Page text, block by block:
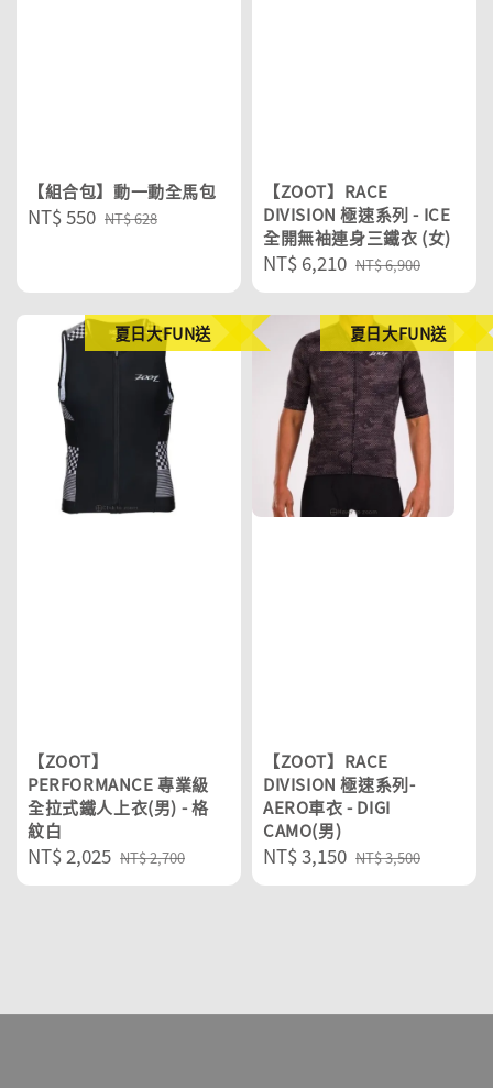
【組合包】動一動全馬包
Sale
NT$ 550 Regular
NT$ 628
【ZOOT】RACE
DIVISION 極速系列 - ICE
全開無袖連身三鐵衣 (女)
Sale
price
NT$ 6,210 Regular
price
NT$ 6,900
夏日大FUN送
【ZOOT】
PERFORMANCE 專業級
全拉式鐵人上衣(男) - 格
紋白
Sale
price
NT$ 2,025 Regular
price
NT$ 2,700
夏日大FUN送
【ZOOT】RACE
DIVISION 極速系列-
AERO車衣 - DIGI
CAMO(男)
Sale
price
NT$ 3,150 Regular
price
NT$ 3,500